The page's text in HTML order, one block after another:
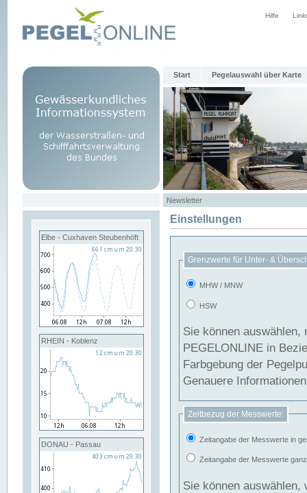
Hilfe
Start Pegelauswahl über Karte
Newsletter
Elbe - Cuxhaven Steubenhöft
RHEIN - Koblenz
DONAU - Passau
Einstellungen
Grenzwerte für Unter- &
MHW / MNW
HSW
Sie können
PEGELONLINE in Beziehung
Farbgebung der
Genauere
Zeitbezug der Messwerte:
Zeitangabe der Messwerte in
Zeitangabe der Messwerte
Sie können auswählen,